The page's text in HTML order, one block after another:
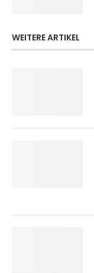
WEITERE ARTIKEL